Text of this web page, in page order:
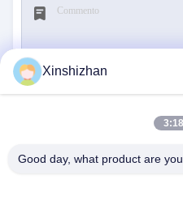
Xinshizhan
Good day, what product are